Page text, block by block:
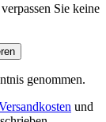
Sie keine
genommen.
und